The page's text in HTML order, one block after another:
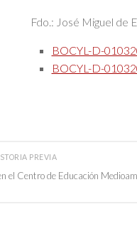
Fdo.: José Miguel de
BOCYL-D-
BOCYL-D-
PREVIA
el Centro de Educación